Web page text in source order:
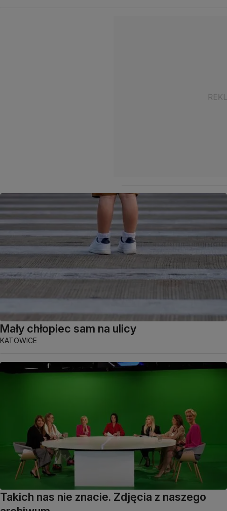
Mały chłopiec sam na ulicy
KATOWICE
Takich nas nie znacie. Zdjęcia z naszego